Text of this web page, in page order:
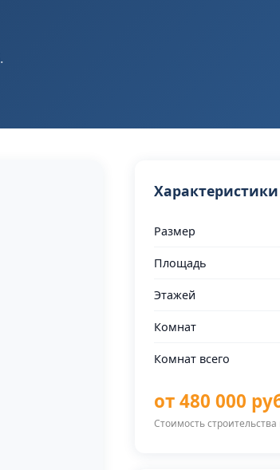
Характеристики
Размер
Площадь
Этажей
Комнат
Комнат всего
от 480 000
Стоимость